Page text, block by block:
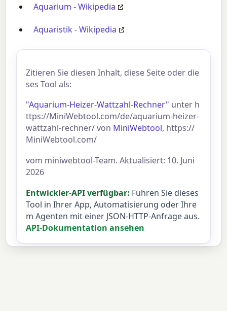
Aquarium - Wikipedia
Aquaristik - Wikipedia
Zitieren Sie diesen Inhalt, diese Seite oder die
ses Tool als:
"Aquarium-Heizer-Wattzahl-Rechner" unter h
ttps://MiniWebtool.com/de/aquarium-heizer-
wattzahl-rechner/ von MiniWebtool, https://
MiniWebtool.com/
vom miniwebtool-Team. Aktualisiert: 10. Juni
2026
Entwickler-API verfügbar: Führen Sie dieses
Tool in Ihrer App, Automatisierung oder Ihre
m Agenten mit einer JSON-HTTP-Anfrage aus.
API-Dokumentation ansehen